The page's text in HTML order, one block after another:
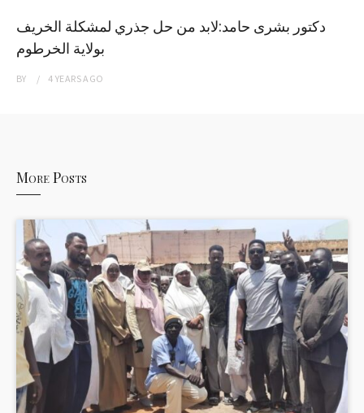
دكتور بشرى حامد:لابد من حل جذري لمشكلة الخريف
بولاية الخرطوم
BY 4 YEARSAGO
More Posts